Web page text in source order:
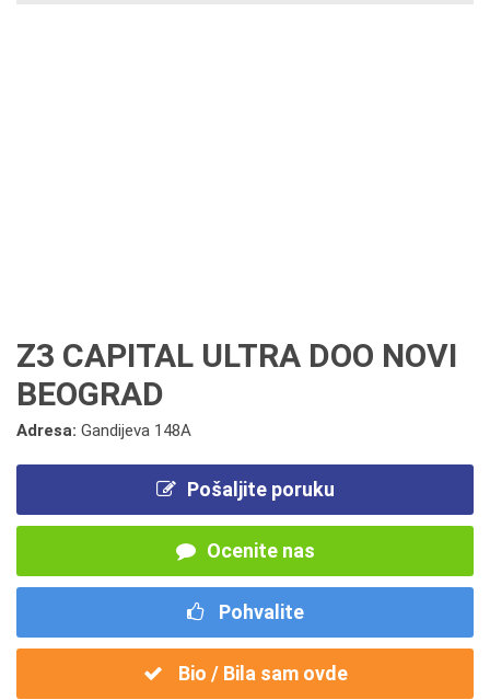
Z3 CAPITAL ULTRA DOO NOVI
BEOGRAD
Adresa: Gandijeva 148A
Pošaljite poruku
Ocenite nas
Pohvalite
Bio / Bila sam ovde